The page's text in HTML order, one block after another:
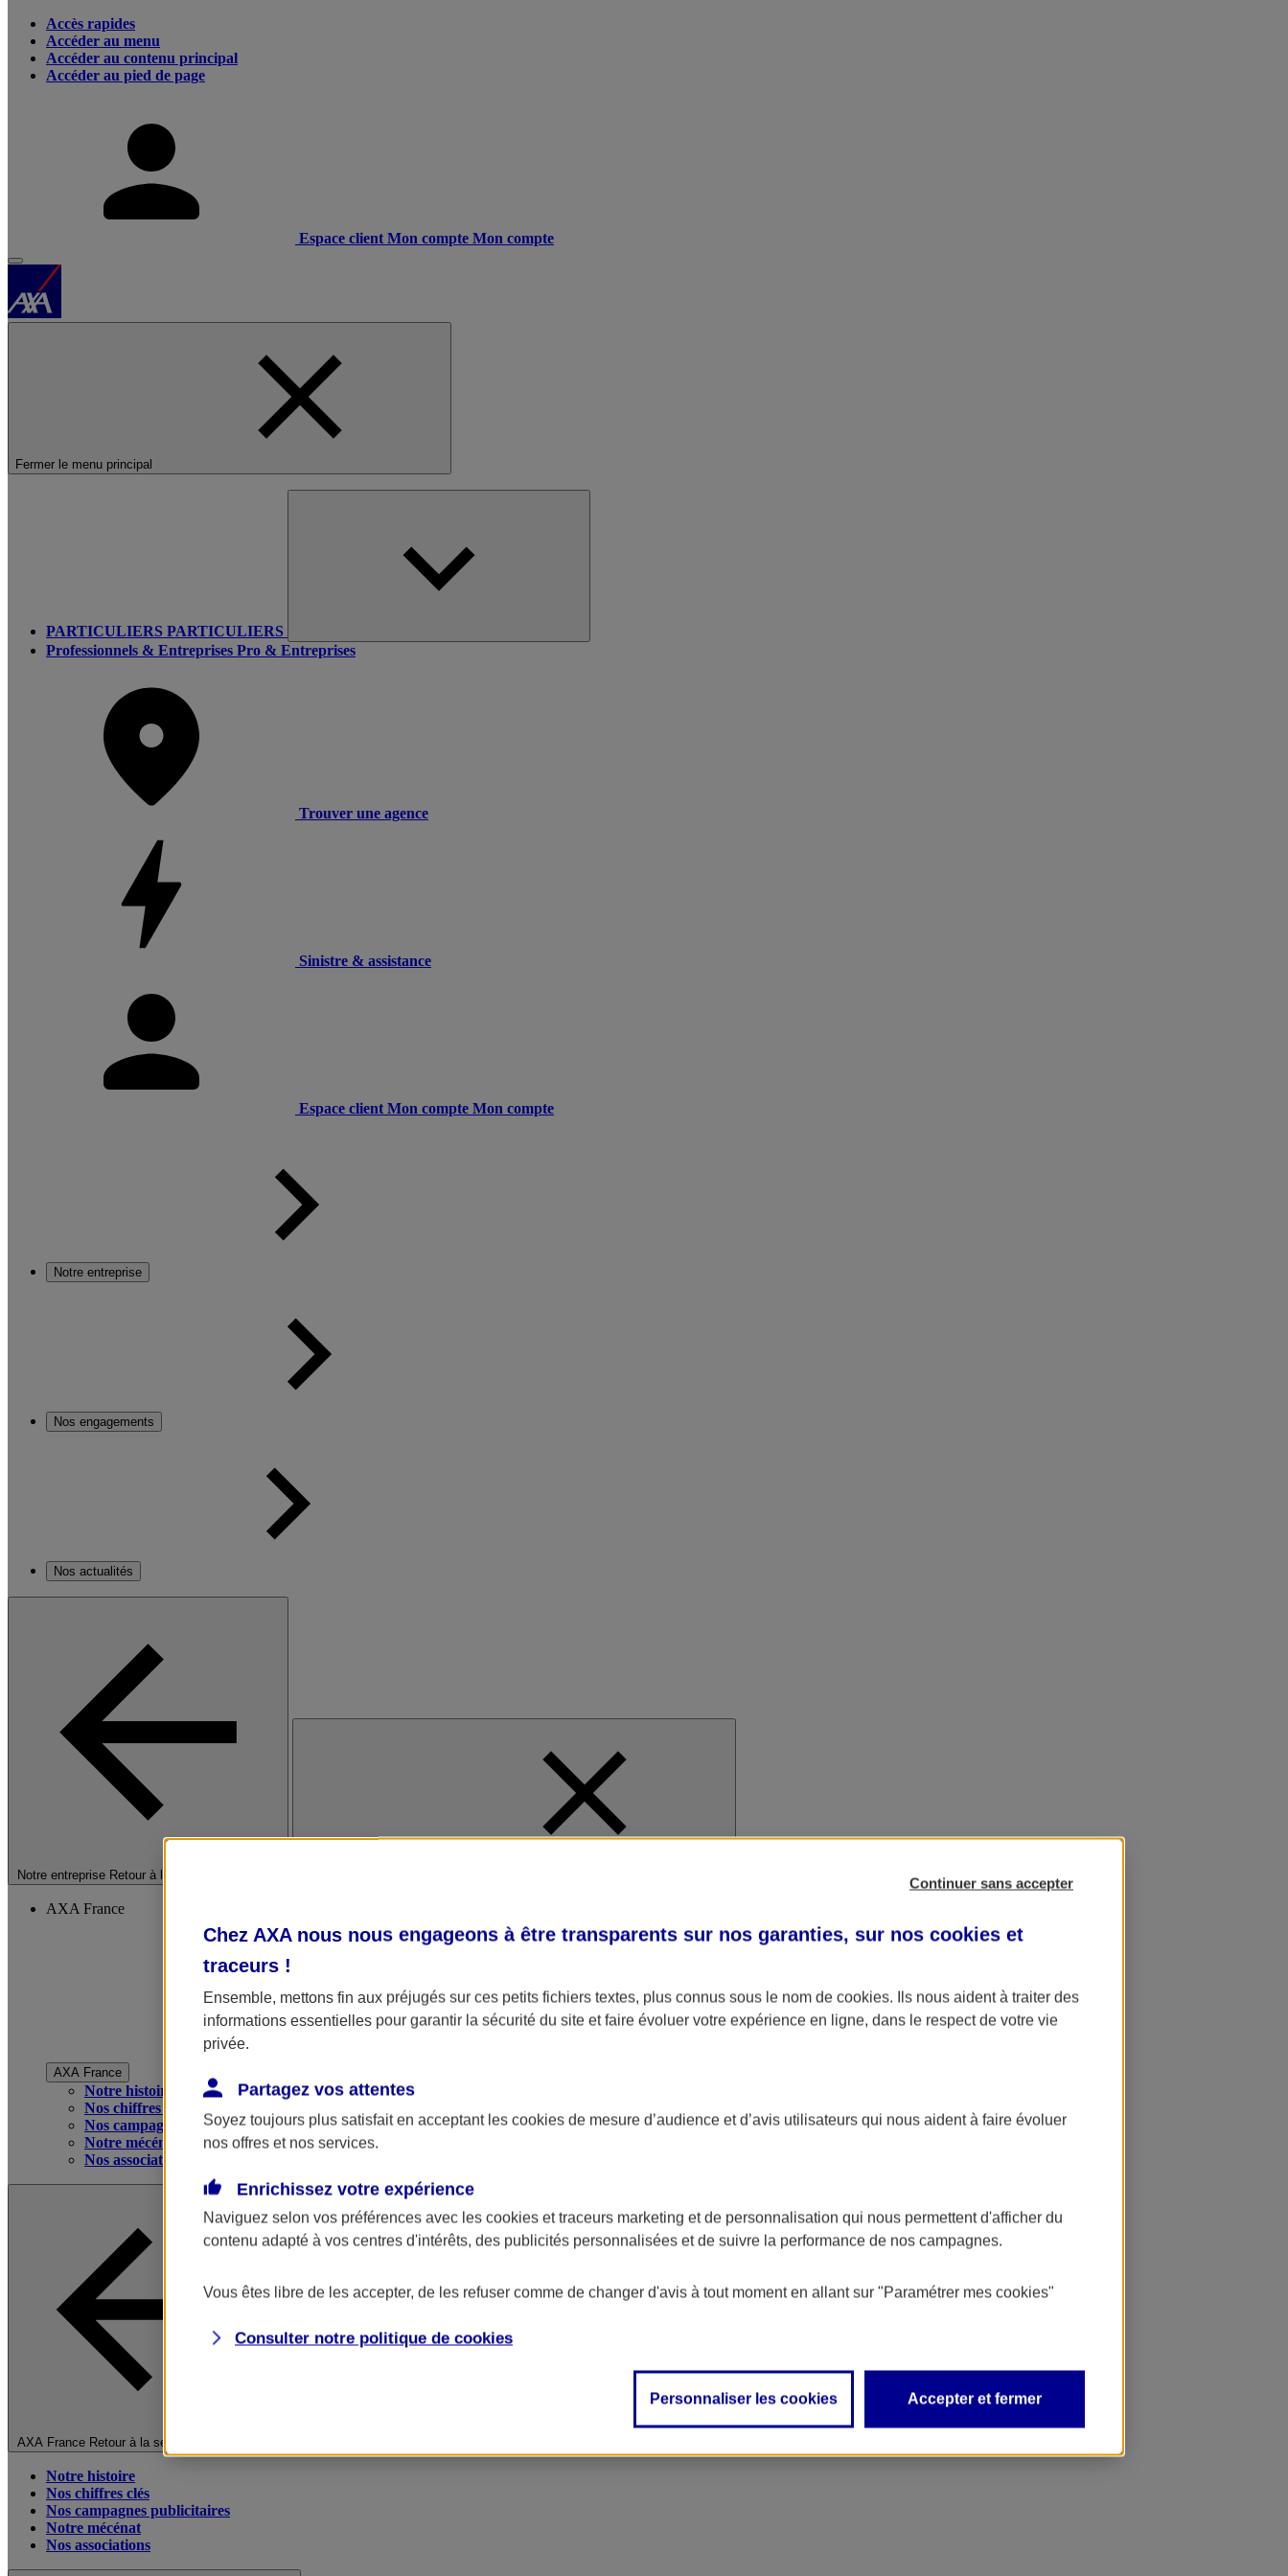
Accès rapides
Accéder au menu
Accéder au contenu principal
Accéder au pied de page
Espace client Mon compte Mon compte
Fermer le menu principal
PARTICULIERS PARTICULIERS
Professionnels & Entreprises Pro & Entreprises
Trouver une agence
Sinistre & assistance
Espace client Mon compte Mon compte
Notre entreprise
Nos engagements
Nos actualités
Notre entreprise Retour à la section précédente
AXA France
AXA France
Notre histoire
Nos chiffres clés
Nos campagnes publicitaires
Notre mécénat
Nos associations
AXA France Retour à la section précédente
Notre histoire
Nos chiffres clés
Nos campagnes publicitaires
Notre mécénat
Nos associations
Continuer sans accepter
Chez AXA nous nous engageons à être transparents sur nos garanties, sur nos cookies et
traceurs !
Ensemble, mettons fin aux préjugés sur ces petits fichiers textes, plus connus sous le nom de cookies. Ils nous aident à traiter des
informations essentielles pour garantir la sécurité du site et faire évoluer votre expérience en ligne, dans le respect de votre vie
privée.
Partagez vos attentes
Soyez toujours plus satisfait en acceptant les cookies de mesure d’audience et d’avis utilisateurs qui nous aident à faire évoluer
nos offres et nos services.
Enrichissez votre expérience
Naviguez selon vos préférences avec les cookies et traceurs marketing et de personnalisation qui nous permettent d'afficher du
contenu adapté à vos centres d'intérêts, des publicités personnalisées et de suivre la performance de nos campagnes.
Vous êtes libre de les accepter, de les refuser comme de changer d'avis à tout moment en allant sur "Paramétrer mes cookies"
Consulter notre politique de cookies
Personnaliser les cookies Accepter et fermer